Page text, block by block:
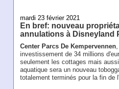
mardi 23 février 2021
En bref: nouveau
annulations à Disneyland
Center Parcs De Kempervennen,
investissement de 34 millions
seulement les cottages mais
aquatique sera un nouveau
totalement terminés pour la fin de